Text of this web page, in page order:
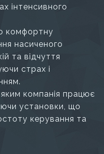
інтенсивного
комфортну
насиченого
та відчуття
страх і
компанія працює
установки, що
керування та